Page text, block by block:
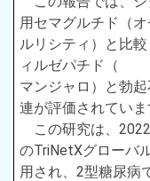
用セマグルチド（
ルリシティ）と比
ィルゼパチド（
マンジャロ）と勃
連が評価されていま
この研究は、
のTriNetXグローバ
用され、2型糖尿病